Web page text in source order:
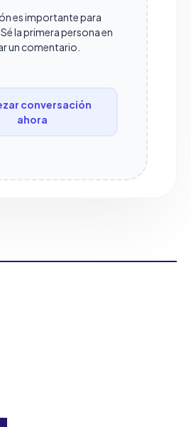
es importante para
la primera persona en
un comentario.
conversación
ahora